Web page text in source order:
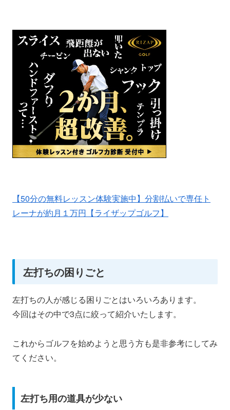
【50分の無料レッスン体験実施中】分割払いで専任ト
レーナが約月１万円【ライザップゴルフ】
左打ちの困りごと
左打ちの人が感じる困りごとはいろいろあります。
今回はその中で3点に絞って紹介いたします。
これからゴルフを始めようと思う方も是非参考にしてみ
てください。
左打ち用の道具が少ない